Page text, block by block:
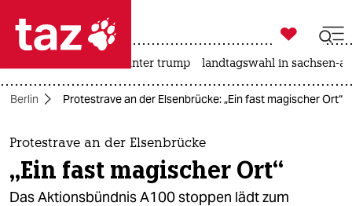
 taz zahl ich
taz zahl ich
themen
politik

taz zahl ich
usa unter trump landtagswahl in sachsen-
Berlin Protestrave an der Elsenbrücke: „Ein fast magischer Ort“
Protestrave an der Elsenbrücke
„Ein fast magischer Ort“
Das Aktionsbündnis A100 stoppen lädt zum